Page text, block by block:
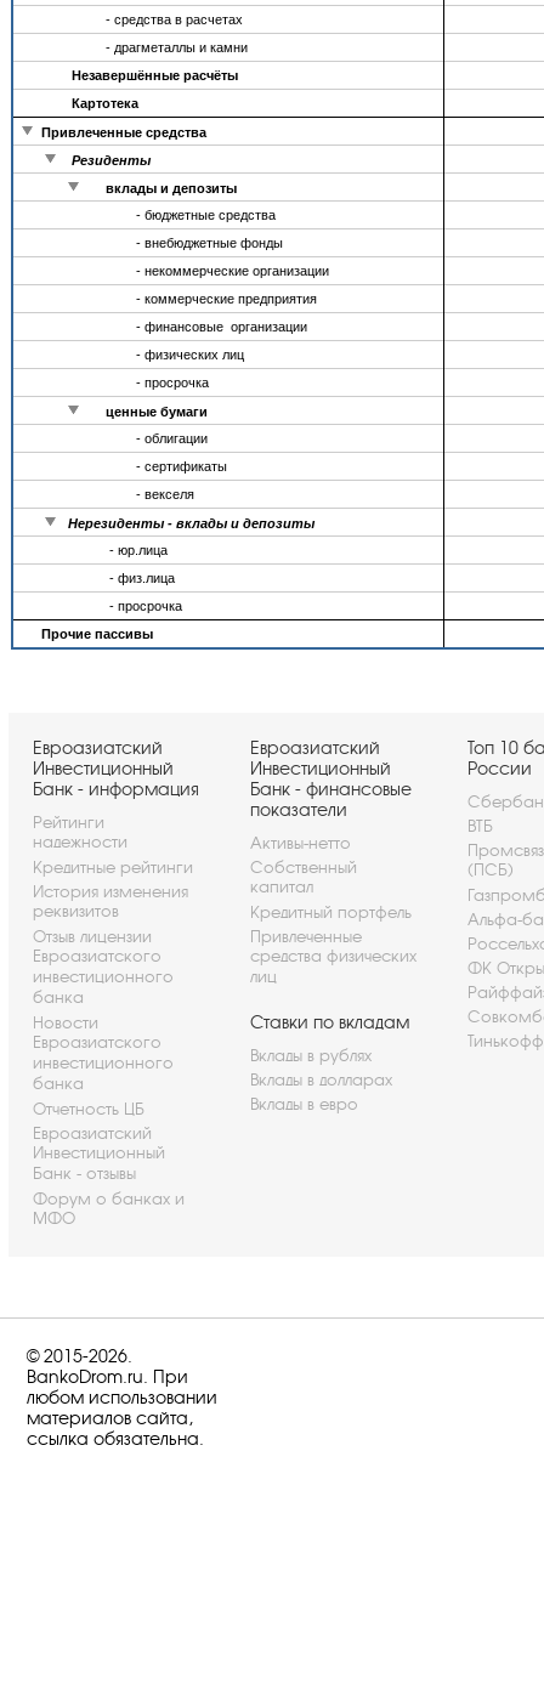
- средства в расчетах
- драгметаллы и камни
Незавершённые расчёты
Картотека
Привлеченные средства
Резиденты
вклады и депозиты
- бюджетные средства
- внебюджетные фонды
- некоммерческие организации
- коммерческие предприятия
- финансовые организации
- физических лиц
- просрочка
ценные бумаги
- облигации
- сертификаты
- векселя
Нерезиденты - вклады и депозиты
- юр.лица
- физ.лица
- просрочка
Прочие пассивы
Евроазиатский
Инвестиционный
Банк - информация
Рейтинги
надежности
Кредитные рейтинги
История изменения
реквизитов
Отзыв лицензии
Евроазиатского
инвестиционного
банка
Новости
Евроазиатского
инвестиционного
банка
Отчетность ЦБ
Евроазиатский
Инвестиционный
Банк - отзывы
Форум о банках и
МФО
Евроазиатский
Инвестиционный
Банк - финансовые
показатели
Активы-нетто
Собственный
капитал
Кредитный портфель
Привлеченные
средства физических
лиц
Ставки по вкладам
Вклады в рублях
Вклады в долларах
Вклады в евро
Топ 10
России
ВТБ
(ПСБ)
Альфа-
ФК
© 2015-2026.
BankoDrom.ru. При
любом использовании
материалов сайта,
ссылка обязательна.